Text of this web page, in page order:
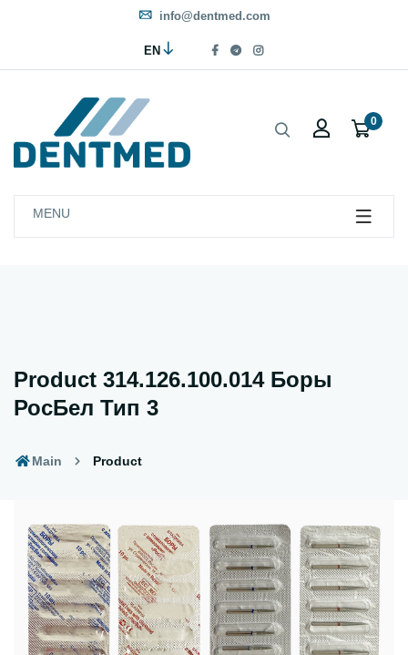
info@dentmed.com
EN
0
MENU
Product 314.126.100.014 Боры
РосБел Тип 3
Main Product